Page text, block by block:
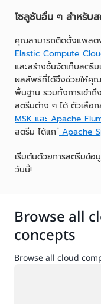
โซลูชันอื่น ๆ สำหรับ
คุณสามารถติดตั้งแพล
Elastic Compute
และสร้างชั้นจัดเก็บสตรี
ผลลัพธ์ที่ได้จึงช่วยให้คุณ
พื้นฐาน รวมทั้งการเข้าถึ
สตรีมต่าง ๆ ได้ ตัวเลือ
MSK และ Apache
สตรีม ได้แก Apache
เริ่มต้นด้วยการสตรีมข้อ
วันนี้!
Browse all
concepts
Browse all cloud